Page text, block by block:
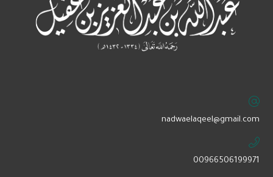
‏nadwaelaqeel@gmail.com
00966506199971